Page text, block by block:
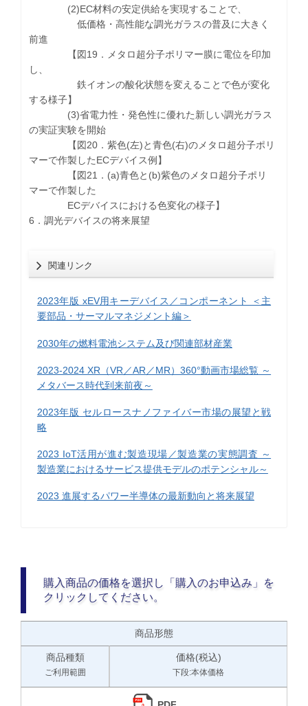
(2)EC材料の安定供給を実現することで、
低価格・高性能な調光ガラスの普及に大きく
前進
【図19．メタロ超分子ポリマー膜に電位を印加
し、
鉄イオンの酸化状態を変えることで色が変化
する様子】
(3)省電力性・発色性に優れた新しい調光ガラス
の実証実験を開始
【図20．紫色(左)と青色(右)のメタロ超分子ポリ
マーで作製したECデバイス例】
【図21．(a)青色と(b)紫色のメタロ超分子ポリ
マーで作製した
ECデバイスにおける色変化の様子】
6．調光デバイスの将来展望
関連リンク
2023年版 xEV用キーデバイス／コンポーネント ＜主
要部品・サーマルマネジメント編＞
2030年の燃料電池システム及び関連部材産業
2023-2024 XR（VR／AR／MR）360°動画市場総覧 ～
メタバース時代到来前夜～
2023年版 セルロースナノファイバー市場の展望と戦
略
2023 IoT活用が進む製造現場／製造業の実態調査 ～
製造業におけるサービス提供モデルのポテンシャル～
2023 進展するパワー半導体の最新動向と将来展望
購入商品の価格を選択し「購入のお申込み」を
クリックしてください。
商品形態
商品種類
ご利用範囲
価格(税込)
下段:本体価格